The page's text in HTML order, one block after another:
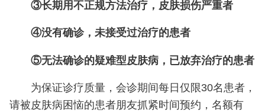
③长期用不正规方法治疗，皮肤损伤严重者
④没有确诊，未接受过治疗的患者
⑤无法确诊的疑难型皮肤病，已放弃治疗的患者
为保证诊疗质量，会诊期间每日仅限30名患者，
请被皮肤病困恼的患者朋友抓紧时间预约，名额有